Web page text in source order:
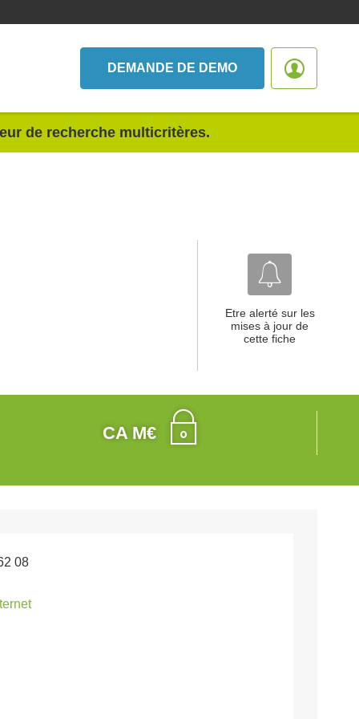
DEMANDE DE DEMO
de recherche multicritères.
Etre alerté sur les
mises à jour de
cette fiche
CA M€
08